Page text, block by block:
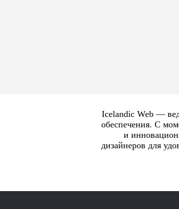
Icelandic Web —
обеспечения. С
и
дизайнеров для